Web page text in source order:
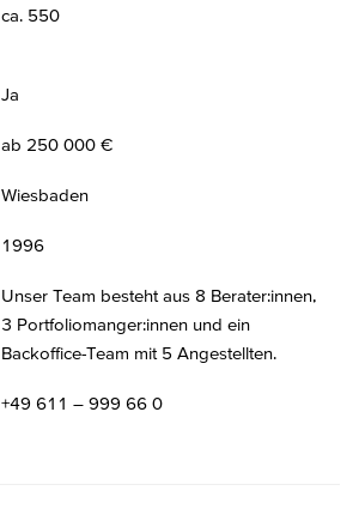
ca. 550
Ja
ab 250 000 €
Wiesbaden
1996
Unser Team besteht aus 8 Berater:innen,
3 Portfoliomanger:innen und ein
Backoffice-Team mit 5 Angestellten.
+49 611 – 999 66 0